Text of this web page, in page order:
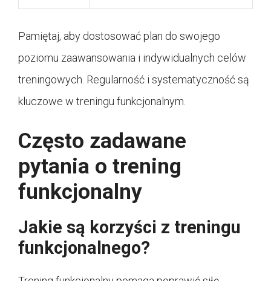
Pamiętaj, aby dostosować plan do swojego
poziomu zaawansowania i indywidualnych celów
treningowych. Regularność i systematyczność są
kluczowe w treningu funkcjonalnym.
Często zadawane
pytania o trening
funkcjonalny
Jakie są korzyści z treningu
funkcjonalnego?